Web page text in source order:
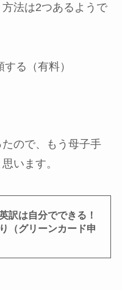
法は2つあるようで
る（有料）
ので、もう母子手
います。
訳は自分でできる！
（グリーンカード申